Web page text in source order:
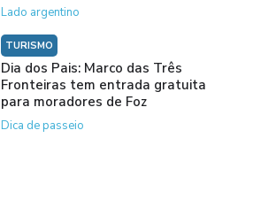
Lado argentino
TURISMO
Dia dos Pais: Marco das Três
Fronteiras tem entrada gratuita
para moradores de Foz
Dica de passeio